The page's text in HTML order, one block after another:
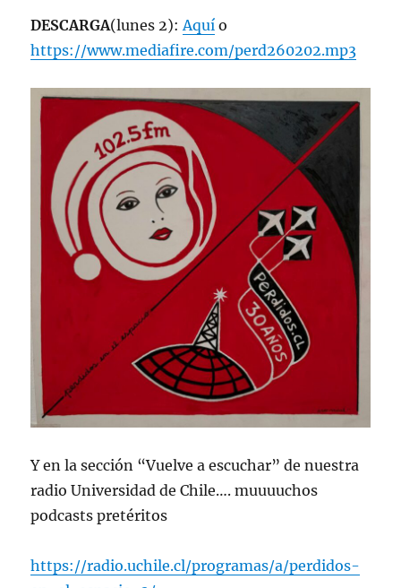
DESCARGA(lunes 2):Aquí o
https://www.mediafire.com/perd260202.mp3
Y en la sección “Vuelve a escuchar” de nuestra
radio Universidad de Chile…. muuuuchos
podcasts pretéritos
https://radio.uchile.cl/programas/a/perdidos-